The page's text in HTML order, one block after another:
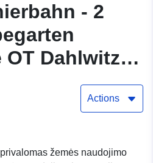
- 2
Dahlwitz-
Actions
žemės naudojimo